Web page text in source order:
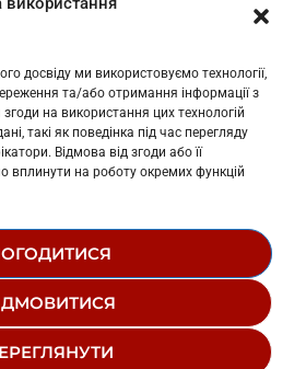
досвіду ми використовуємо технології,
та/або отримання інформації з
на використання цих технологій
такі як поведінка під час перегляду
Відмова від згоди або її
вплинути на роботу окремих функцій
ПОЛЮС»